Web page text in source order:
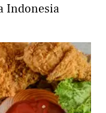
Indonesia